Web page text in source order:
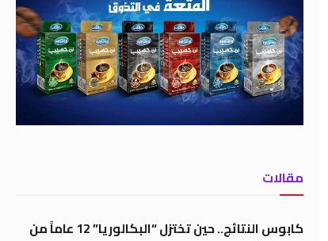
مقالات
كابوس النتائج.. حين تختزل “البكالوريا” 12 عاماً من